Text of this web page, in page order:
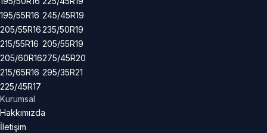
195/55R16
205/55R16
215/55R16
205/60R16
215/65R16
225/45R17
245/45R19
235/50R19
205/55R19
275/45R20
295/35R21
Kurumsal
Hakkımızda
İletişim